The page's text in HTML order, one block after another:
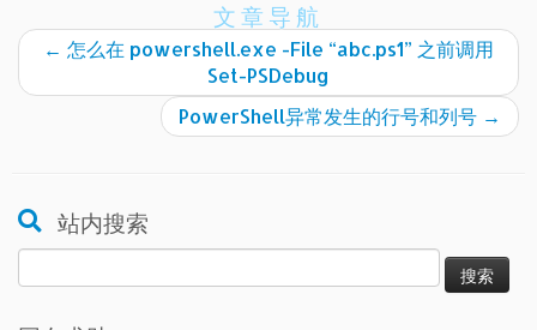
文章导航
← 怎么在 powershell.exe -File “abc.ps1” 之前调用
Set-PSDebug
PowerShell异常发生的行号和列号 →
站内搜索
索：